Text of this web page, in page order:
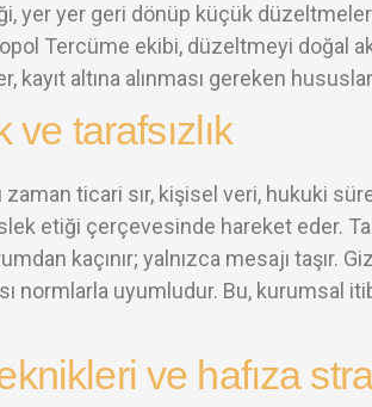
yer yer geri dönüp küçük
Tercüme ekibi, düzeltmeyi doğal
kayıt altına alınması gereken
tarafsızlık
ticari sır, kişisel veri, hukuki
etiği çerçevesinde hareket eder.
kaçınır; yalnızca mesajı taşır.
normlarla uyumludur. Bu, kurumsal
ve hafıza